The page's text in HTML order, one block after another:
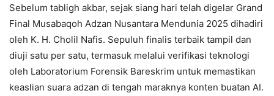
Sebelum tabligh akbar, sejak siang hari telah digelar Grand
Final Musabaqoh Adzan Nusantara Mendunia 2025 dihadiri
oleh K. H. Cholil Nafis. Sepuluh finalis terbaik tampil dan
diuji satu per satu, termasuk melalui verifikasi teknologi
oleh Laboratorium Forensik Bareskrim untuk memastikan
keaslian suara adzan di tengah maraknya konten buatan AI.